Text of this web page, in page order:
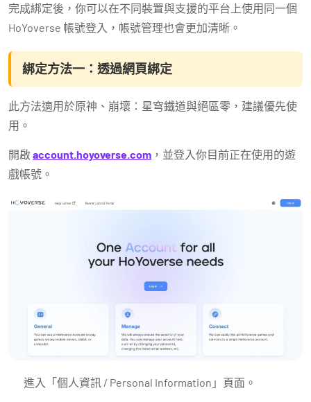
完成綁定後，你可以在不同裝置與支援的平台上使用同一個
HoYoverse 帳號登入，帳號管理也會更加清晰。
綁定方法一：透過網頁綁定
此方法適用於原神、崩壞：星穹鐵道與絕區零，建議優先使
用。
開啟account.hoyoverse.com ，並登入你目前正在使用的遊
戲帳號。
進入「個人資訊 / Personal Information」頁面。